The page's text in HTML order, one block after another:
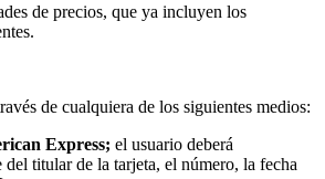
de precios, que ya incluyen los
de cualquiera de los siguientes medios:
Express; el usuario deberá
titular de la tarjeta, el número, la fecha